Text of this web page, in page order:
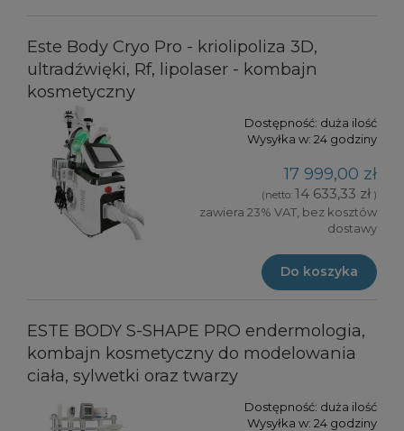
Este Body Cryo Pro - kriolipoliza 3D,
ultradźwięki, Rf, lipolaser - kombajn
kosmetyczny
Dostępność: duża ilość
Wysyłka w: 24 godziny
17 999,00 zł
(netto: 14 633,33 zł )
zawiera 23% VAT, bez kosztów
dostawy
Do koszyka
ESTE BODY S-SHAPE PRO endermologia,
kombajn kosmetyczny do modelowania
ciała, sylwetki oraz twarzy
Dostępność: duża ilość
Wysyłka w: 24 godziny